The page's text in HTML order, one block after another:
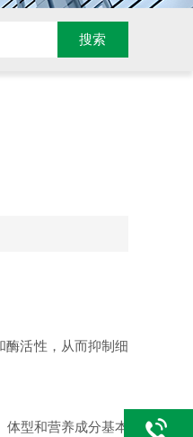
活性，从而抑制细
型和营养成分基本